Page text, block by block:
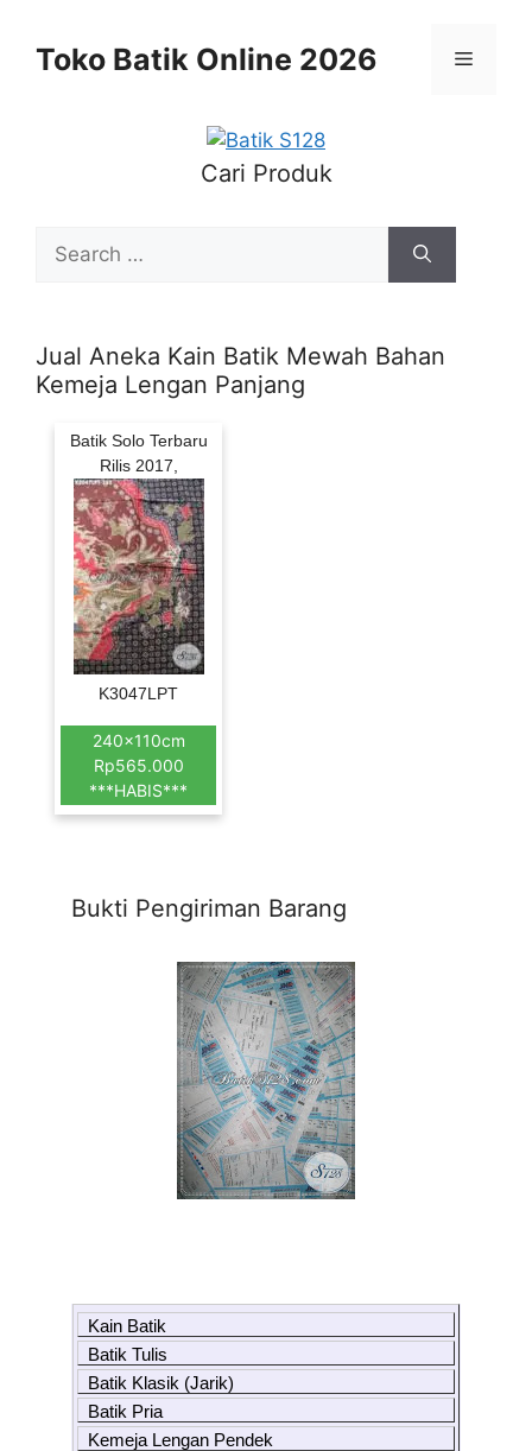
contentToko Batik Online 2026 Menu
Cari Produk
for:
Jual Aneka Kain Batik Mewah Bahan
Kemeja Lengan Panjang
Batik Solo Terbaru
Rilis 2017,
K3047LPT
240x110cm
Rp565.000
***HABIS***
Bukti Pengiriman Barang
Kain Batik
Batik Tulis
Batik Klasik (Jarik)
Batik Pria
Kemeja Lengan Pendek